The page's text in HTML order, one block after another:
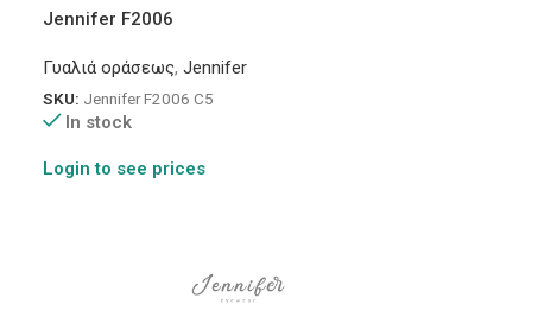
Jennifer F2006
Γυαλιά οράσεως, Jennifer
SKU: Jennifer F2006 C5
In stock
Login to see prices